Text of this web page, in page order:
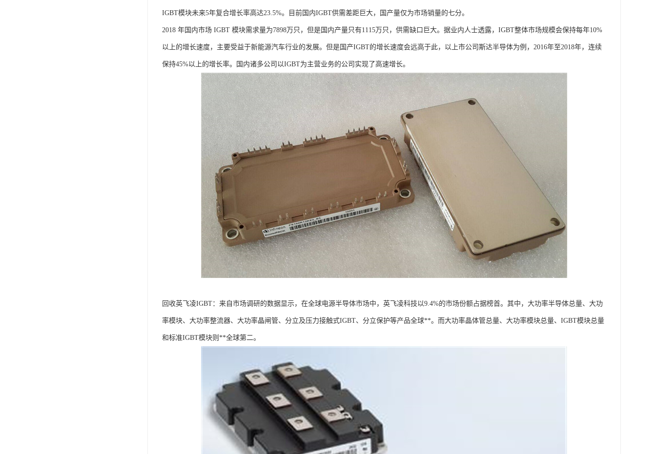
IGBT模块未来5年复合增长率高达23.5%。目前国内IGBT供需差距巨大，国产量仅为市场销量的七分。
2018 年国内市场 IGBT 模块需求量为7898万只，但是国内产量只有1115万只，供需缺口巨大。据业内人士透露，IGBT整体市场规模会保持每年10%
以上的增长速度，主要受益于新能源汽车行业的发展。但是国产IGBT的增长速度会远高于此，以上市公司斯达半导体为例，2016年至2018年，连续
保持45%以上的增长率。国内诸多公司以IGBT为主营业务的公司实现了高速增长。
回收英飞凌IGBT：来自市场调研的数据显示，在全球电源半导体市场中，英飞凌科技以9.4%的市场份额占据榜首。其中，大功率半导体总量、大功
率模块、大功率整流器、大功率晶闸管、分立及压力接触式IGBT、分立保护等产品全球**。而大功率晶体管总量、大功率模块总量、IGBT模块总量
和标准IGBT模块则**全球第二。